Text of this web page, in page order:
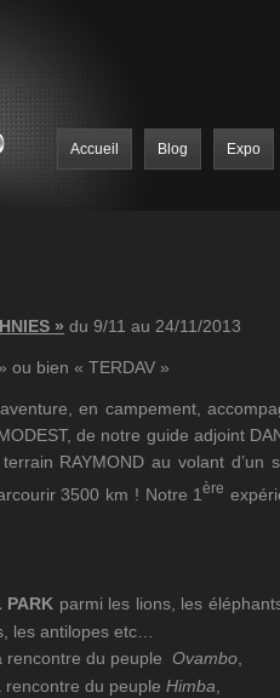
Accueil Blog Expo
» du 9/11 au 24/11/2013
ou bien « TERDAV »
en campement,
de notre guide adjoint
RAYMOND au volant d’un
3500 km ! Notre 1ère
PARK parmi les lions, les
les antilopes etc…
rencontre du peuple Ovambo
rencontre du peuple Himba